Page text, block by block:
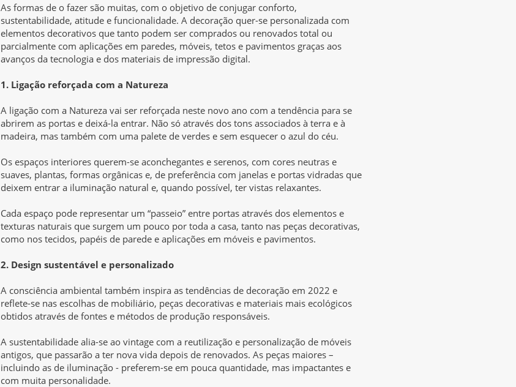
As formas de o fazer são muitas, com o objetivo de conjugar conforto,
sustentabilidade, atitude e funcionalidade. A decoração quer-se personalizada com
elementos decorativos que tanto podem ser comprados ou renovados total ou
parcialmente com aplicações em paredes, móveis, tetos e pavimentos graças aos
avanços da tecnologia e dos materiais de impressão digital.
1. Ligação reforçada com a Natureza
A ligação com a Natureza vai ser reforçada neste novo ano com a tendência para se
abrirem as portas e deixá-la entrar. Não só através dos tons associados à terra e à
madeira, mas também com uma palete de verdes e sem esquecer o azul do céu.
Os espaços interiores querem-se aconchegantes e serenos, com cores neutras e
suaves, plantas, formas orgânicas e, de preferência com janelas e portas vidradas que
deixem entrar a iluminação natural e, quando possível, ter vistas relaxantes.
Cada espaço pode representar um “passeio” entre portas através dos elementos e
texturas naturais que surgem um pouco por toda a casa, tanto nas peças decorativas,
como nos tecidos, papéis de parede e aplicações em móveis e pavimentos.
2. Design sustentável e personalizado
A consciência ambiental também inspira as tendências de decoração em 2022 e
reflete-se nas escolhas de mobiliário, peças decorativas e materiais mais ecológicos
obtidos através de fontes e métodos de produção responsáveis.
A sustentabilidade alia-se ao vintage com a reutilização e personalização de móveis
antigos, que passarão a ter nova vida depois de renovados. As peças maiores –
incluindo as de iluminação - preferem-se em pouca quantidade, mas impactantes e
com muita personalidade.